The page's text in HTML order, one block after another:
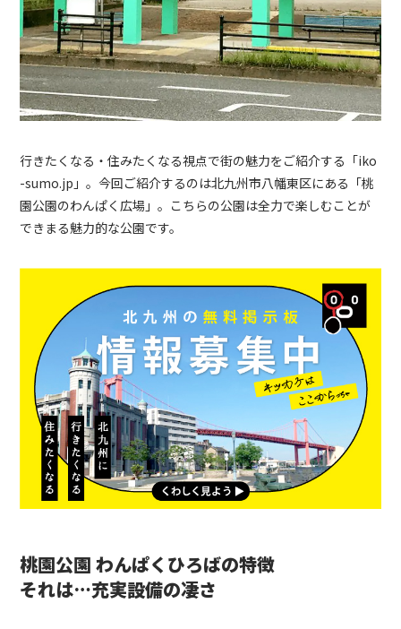
行きたくなる・住みたくなる視点で街の魅力をご紹介する「iko
-sumo.jp」。今回ご紹介するのは北九州市八幡東区にある「桃
園公園のわんぱく広場」。こちらの公園は全力で楽しむことが
できまる魅力的な公園です。
桃園公園 わんぱくひろばの特徴
それは…充実設備の凄さ